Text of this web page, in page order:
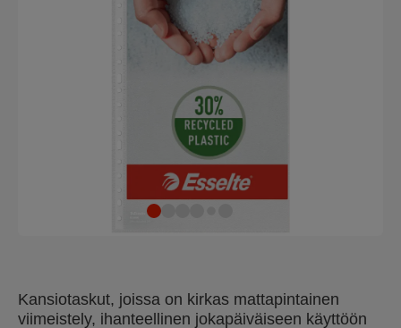
Kansiotaskut, joissa on kirkas mattapintainen
viimeistely, ihanteellinen jokapäiväiseen käyttöön